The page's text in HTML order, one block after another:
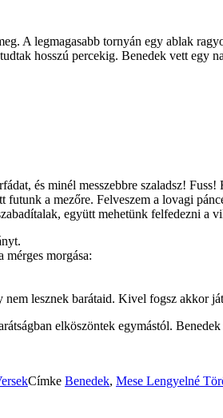
A legmagasabb tornyán egy ablak
hosszú percekig. Benedek vett egy
és minél messzebbre szaladsz! Fuss!
a mezőre. Felveszem a lovagi
együtt mehetünk felfedezni a
mérges morgása:
lesznek barátaid. Kivel fogsz akkor
elköszöntek egymástól.
Címke Benedek, Mese Lengyelné